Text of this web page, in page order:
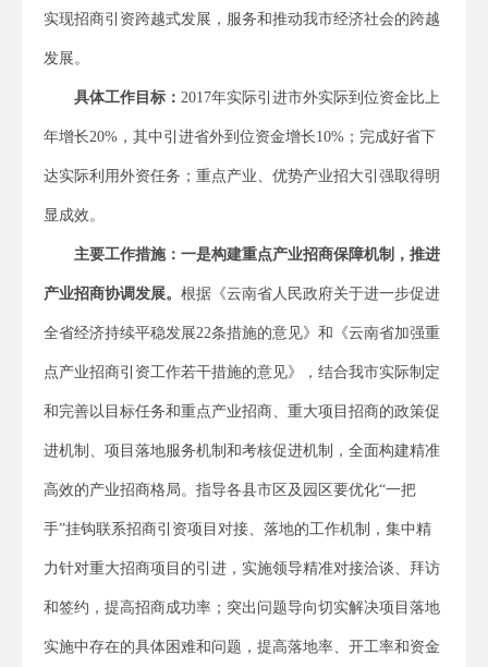
实现招商引资跨越式发展，服务和推动我市经济社会的跨越
发展。
具体工作 目标： 2017年实际引进市外实际到位资金比上
年增长20%，其中引进省外到位资金增长10%；完成好省下
达实际利用外资任务；重点产业、优势产业招大引强取得明
显成效。
主要工作措施： 一是构建重点产业招商保障机制，推进
产业招商协调发展。 根据《云南省人民政府关于进一步促进
全省经济持续平稳发展22条措施的意见》和《云南省加强重
点产业招商引资工作若干措施的意见》，结合我市实际制定
和完善以目标任务和重点产业招商、重大项目招商的政策促
进机制、项目落地服务机制和考核促进机制，全面构建精准
高效的产业招商格局。指导各县市区及园区要优化“一把
手”挂钩联系招商引资项目对接、落地的工作机制，集中精
力针对重大招商项目的引进，实施领导精准对接洽谈、拜访
和签约，提高招商成功率；突出问题导向切实解决项目落地
实施中存在的具体困难和问题，提高落地率、开工率和资金